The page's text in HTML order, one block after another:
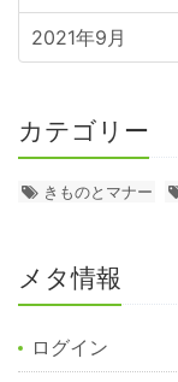
2021年9月
カテゴリー
きものとマナー
メタ情報
ログイン